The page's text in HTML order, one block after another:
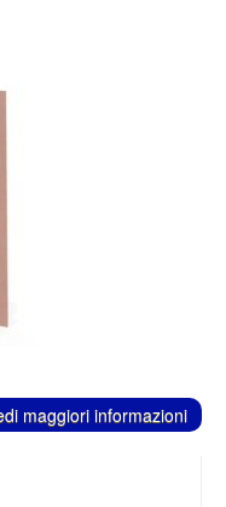
maggiori informazioni